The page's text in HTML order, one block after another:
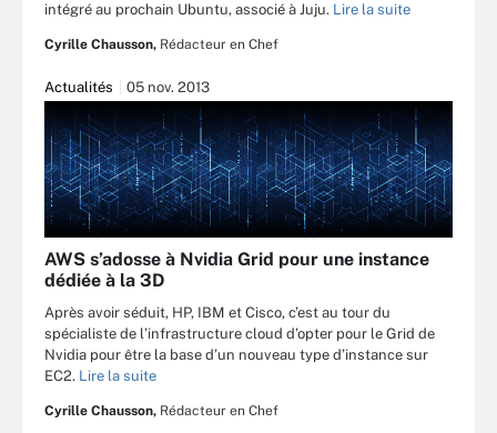
intégré au prochain Ubuntu, associé à Juju. Lire la suite
Cyrille Chausson, Rédacteur en Chef
Actualités 05 nov. 2013
AWS s’adosse à Nvidia Grid pour une instance
dédiée à la 3D
Après avoir séduit, HP, IBM et Cisco, c’est au tour du
spécialiste de l’infrastructure cloud d’opter pour le Grid de
Nvidia pour être la base d’un nouveau type d’instance sur
EC2. Lire la suite
Cyrille Chausson, Rédacteur en Chef